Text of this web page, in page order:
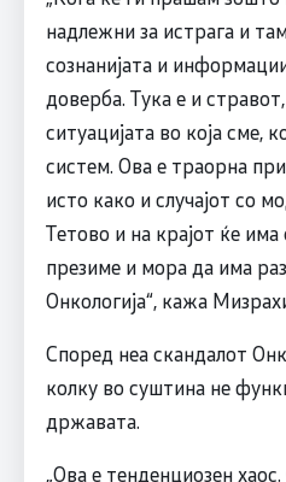
надлежни за истрага и
сознанијата и
доверба. Тука е и
ситуацијата во која сме,
систем. Ова е траорна
исто како и случајот со
Тетово и на крајот ќе
презиме и мора да има
Онкологија“, кажа
Според неа скандалот
колку во суштина не
државата.
„Ова е тенденциозен